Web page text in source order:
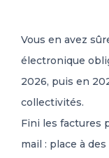
Vous en avez
électronique
2026, puis en
collectivités.
Fini les factures
mail : place à